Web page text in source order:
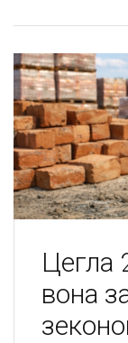
Цегла
вона